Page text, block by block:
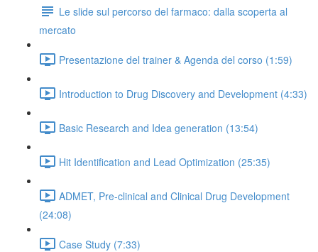
Le slide sul percorso del farmaco: dalla scoperta al
mercato
Presentazione del trainer & Agenda del corso (1:59)
Introduction to Drug Discovery and Development (4:33)
Basic Research and Idea generation (13:54)
Hit Identification and Lead Optimization (25:35)
ADMET, Pre-clinical and Clinical Drug Development
(24:08)
Case Study (7:33)